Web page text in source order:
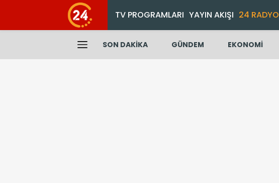
TV PROGRAMLARI YAYIN AKIŞI 24 RADYO
SON DAKİKA GÜNDEM EKONOMİ